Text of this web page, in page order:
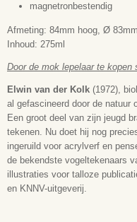
magnetronbestendig
Afmeting: 84mm hoog, Ø 83mm
Inhoud: 275ml
Door de mok lepelaar te
Elwin van der Kolk (1972),
al gefascineerd door de natuur
Een groot deel van zijn jeugd
tekenen. Nu doet hij nog
ingeruild voor acrylverf en
de bekendste vogeltekenaars
illustraties voor talloze
en KNNV-uitgeverij.